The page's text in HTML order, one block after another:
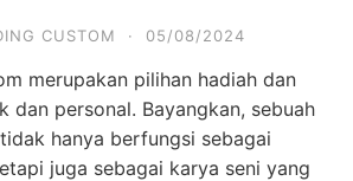
CUSTOM · 05/08/2024
merupakan pilihan hadiah dan
dan personal. Bayangkan, sebuah
hanya berfungsi sebagai
juga sebagai karya seni yang